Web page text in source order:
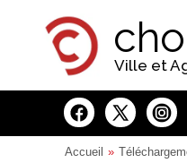
Ville et
Accueil